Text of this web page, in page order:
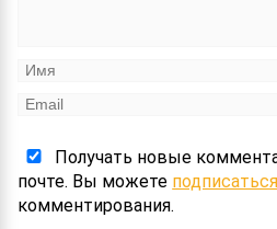
Получать новые
почте. Вы можете подписаться
комментирования.